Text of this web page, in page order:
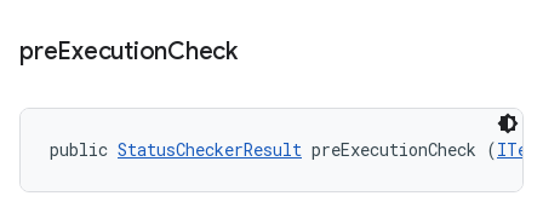
preExecutionCheck
public StatusCheckerResult preExecutionCheck (